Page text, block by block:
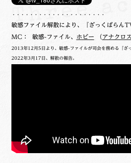
・・・・・・・・・・・・・・・・・・・・・
敏感ファイル解散により、『ざっくばらん
MC： 敏感-ファイル、 ホビー （ アナクロ
2013年12月5日より、敏感-ファイルが司会を務める『ざ
2022年3月17日、解散の報告。